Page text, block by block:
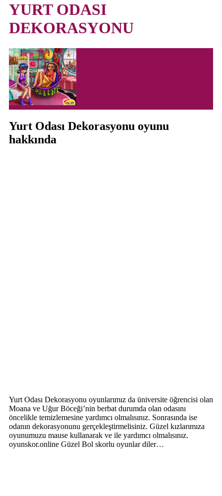
YURT ODASI
DEKORASYONU
Yurt Odası Dekorasyonu oyunu
hakkında
Yurt Odası Dekorasyonu oyunlarımız da üniversite öğrencisi olan
Moana ve Uğur Böceği’nin berbat durumda olan odasını
öncelikle temizlemesine yardımcı olmalısınız. Sonrasında ise
odanın dekorasyonunu gerçekleştirmelisiniz. Güzel kızlarımıza
oyunumuzu mause kullanarak ve ile yardımcı olmalısınız.
oyunskor.online Güzel Bol skorlu oyunlar diler…